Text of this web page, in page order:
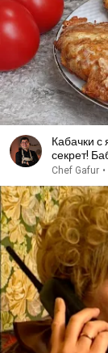
Кабачки с
секрет!
минут
Chef Gafur •